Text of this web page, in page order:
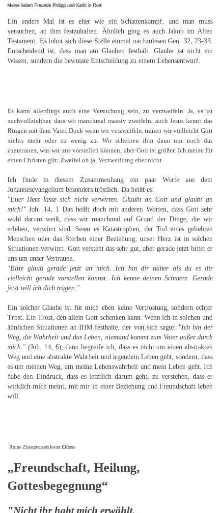
M eine lieben Freunde Philipp und Kathi in Rom
Ein anders Mal ist es eher wie ein Schattenkampf, und man muss
versuchen, an ihm festzuhalten. Ähnlich ging es auch Jakob im Alten
Testament. Es lohnt sich diese Stelle einmal nachzulesen Gen. 32, 23-33.
Entscheidend ist, dass man am Glauben festhält. Glaube ist nicht ein
Wissen, sondern die bewusste Entscheidung zu einem Lebensentwurf.
Es kann allerdings auch eine Versuchung sein, zu verzweifeln. Ja, es ist
nachvollziehbar, dass wir manchmal massiv zweifeln, auch Jesus kennt das
Ringen mit dem Vater. Doch wenn wir verzweifeln, trauen wir vielleicht Gott
nichts mehr oder zu wenig zu. Wir scheinen ihm dann nur noch das
zuzutrauen, was wir uns vorstellen können, aber Gott ist größer. Ich meine für
einen Christen gilt: Zweifel oh ja, Verzweiflung eher nicht.
Ich finde in diesem Zusammenhang ein paar Worte aus dem
Johannesevangelium besonders tröstlich. Da heißt es:
"Euer Herz lasse sich nicht verwirren. Glaubt an Gott und glaubt an
mich!" Joh. 14, 1 Das heißt doch mit anderen Worten, dass Gott sehr
wohl darum weiß, dass wir manchmal auf Grund der Dinge, die wir
erleben, verwirrt sind. Seien es Katastrophen, der Tod eines geliebten
Menschen oder das Sterben einer Beziehung; unser Herz ist in solchen
Situationen verwirrt. Gott versteht das sehr gut, aber gerade jetzt bittet er
uns um unser Vertrauen.
"Bitte glaub gerade jetzt an mich. Ich bin dir näher als du es dir
vielleicht gerade vorstellen kannst. Ich kenne deinen Schmerz. Gerade
jetzt will ich dich tragen."
Ein solcher Glaube ist für mich eben keine Vertröstung, sondern echter
Trost. Ein Trost, den allein Gott schenken kann. Wenn ich in solchen und
ähnlichen Situationen an IHM festhalte, der von sich sagte: "Ich bin der
Weg, die Wahrheit und das Leben, niemand kommt zum Vater außer durch
mich." (Joh. 14, 6), dann begreife ich, dass es nicht um einen abstrakten
Weg und eine abstrakte Wahrheit und irgendein Leben geht, sondern, dass
es um meinen Weg, um meine Lebenswahrheit und mein Leben geht. Ich
habe den Eindruck, dass es letztlich darum geht, zu verstehen, dass er
wirklich mich meint, mit mir in einer Beziehung und Freundschaft leben
will.
Ruine Zisterzienserkloster Eldena
„Freundschaft, Heilung,
Gottesbegegnung“
"Nicht ihr habt mich erwählt,